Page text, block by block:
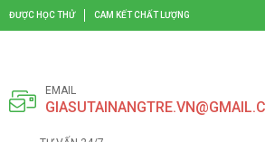
ĐƯỢC HỌC THỬ CAM KẾT CHẤT LƯỢNG
EMAIL